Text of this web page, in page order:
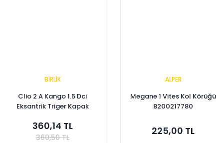
BİRLİK
Clio 2 A Kango 1.5 Dci
Eksantrik Triger Kapak
360,14 TL
360,50 TL
ALPER
Megane 1 Vites Kol Körüğü
8200217780
225,00 TL